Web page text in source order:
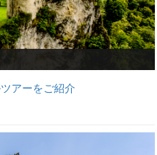
アーをご紹介